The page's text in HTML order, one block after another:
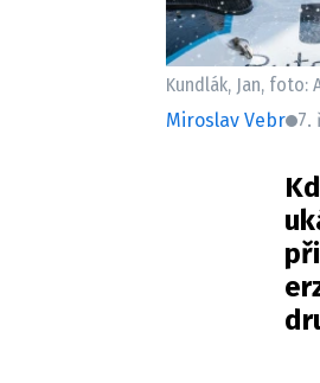
Kundlák, Jan, foto:
Miroslav Vebr 7.